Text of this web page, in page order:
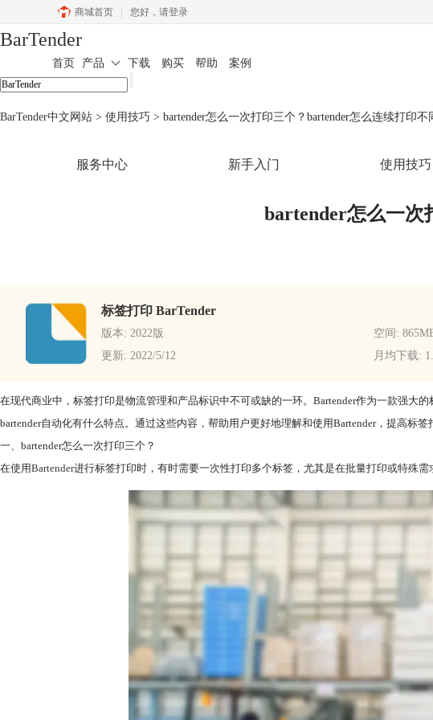
商城首页 您好， 请登录
BarTender
首页 产品 下载 购买 帮助 案例
BarTender中文网站 > 使用技巧 > bartender怎么一次打印三个？bartender怎么连续打印不
服务中心 新手入门 使用技巧
bartender怎么一次
标签打印 BarTender
版本: 2022版 空间:
更新: 2022/5/12
月均下载:
在现代商业中，标签打印是物流管理和产品标识中不可或缺的一环。Bartender作为一款强大
bartender自动化有什么特点。通过这些内容，帮助用户更好地理解和使用Bartender，提高标签
一、bartender怎么一次打印三个？
在使用Bartender进行标签打印时，有时需要一次性打印多个标签，尤其是在批量打印或特殊